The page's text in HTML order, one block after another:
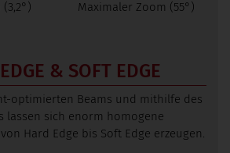
Maximaler Zoom (55°)
& SOFT EDGE
optimierten Beams und mithilfe des
lassen sich enorm homogene
Hard Edge bis Soft Edge erzeugen.